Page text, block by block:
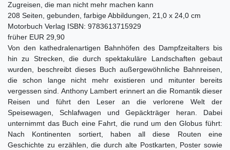
Zugreisen, die man nicht mehr machen kann
208 Seiten, gebunden, farbige Abbildungen, 21,0 x 24,0 cm
Motorbuch Verlag ISBN: 9783613715929
früher EUR 29,90
Von den kathedralenartigen Bahnhöfen des Dampfzeitalters bis
hin zu Strecken, die durch spektakuläre Landschaften gebaut
wurden, beschreibt dieses Buch außergewöhnliche Bahnreisen,
die schon lange nicht mehr existieren und mitunter bereits
vergessen sind. Anthony Lambert erinnert an die Romantik dieser
Reisen und führt den Leser an die verlorene Welt der
Speisewagen, Schlafwagen und Gepäckträger heran. Dabei
unternimmt das Buch eine Fahrt, die rund um den Globus führt:
Nach Kontinenten sortiert, haben all diese Routen eine
Geschichte zu erzählen, die durch alte Postkarten, Poster sowie